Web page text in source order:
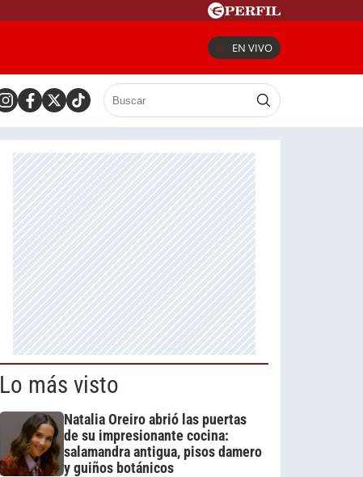
EN VIVO
Lo más visto
Natalia Oreiro abrió las puertas
de su impresionante cocina:
salamandra antigua, pisos damero
y guiños botánicos